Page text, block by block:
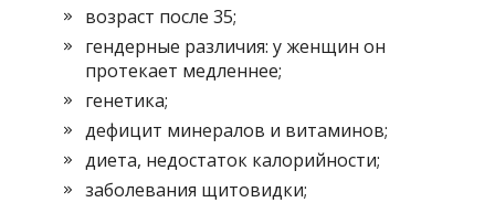
возраст после 35;
гендерные различия: у женщин он
протекает медленнее;
генетика;
дефицит минералов и витаминов;
диета, недостаток калорийности;
заболевания щитовидки;